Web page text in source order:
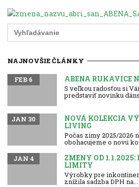
Search
for:
NAJNOVŠIE ČLÁNKY
ABENA RUKAVICE
FEB 6
S veľkou radosťou si
predstaviť novinku
NOVÁ KOLEKCIA
LIVING
JAN 30
Počas zimy 2025/2026
obohacujeme o novú
ZMENY OD 1.1.2025:
LIMITY
JAN 4
Výrobky pre
znížila sadzba DPH na...